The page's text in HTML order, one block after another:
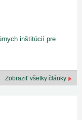
inštitúcií pre
Zobraziť všetky články